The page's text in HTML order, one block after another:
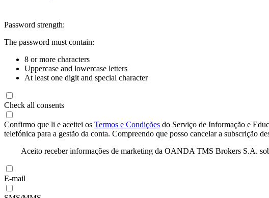
Password strength:
The password must contain:
8 or more characters
Uppercase and lowercase letters
At least one digit and special character
Check all consents
Confirmo que li e aceitei os Termos e Condições do Serviço de Informação e
telefónica para a gestão da conta. Compreendo que posso cancelar a subscrição
Aceito receber informações de marketing da OANDA TMS Brokers S.A.
E-mail